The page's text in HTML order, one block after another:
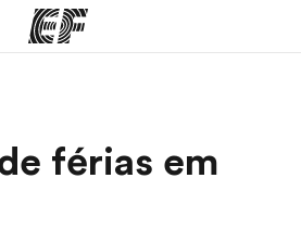
férias em